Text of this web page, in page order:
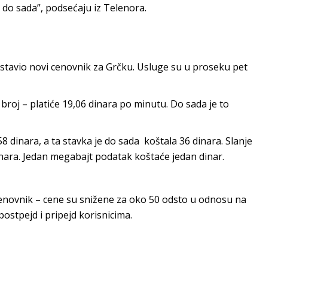
sada”, podsećaju iz Telenora.
novi cenovnik za Grčku. Usluge su u proseku pet
– platiće 19,06 dinara po minutu. Do sada je to
dinara, a ta stavka je do sada koštala 36 dinara. Slanje
Jedan megabajt podatak koštaće jedan dinar.
– cene su snižene za oko 50 odsto u odnosu na
i pripejd korisnicima.